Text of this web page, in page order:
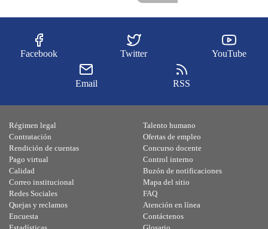
Facebook Twitter YouTube
Email RSS
Régimen legal
Contratación
Rendición de cuentas
Pago virtual
Calidad
Talento humano
Ofertas de empleo
Concurso docente
Control interno
Buzón de notificaciones
Correo institucional
Redes Sociales
Quejas y reclamos
Encuesta
Mapa del sitio
FAQ
Atención en línea
Contáctenos